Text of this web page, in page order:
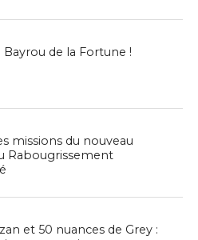
Bayrou de la Fortune !
missions du nouveau
Rabougrissement
et 50 nuances de Grey :